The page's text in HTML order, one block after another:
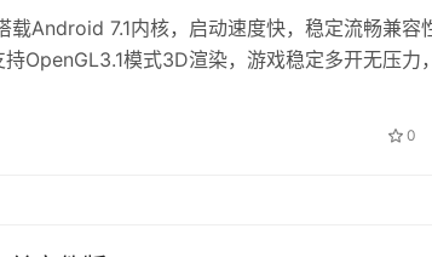
载Android 7.1内核，启动速度快，稳定流畅兼容
OpenGL3.1模式3D渲染，游戏稳定多开无压力
0